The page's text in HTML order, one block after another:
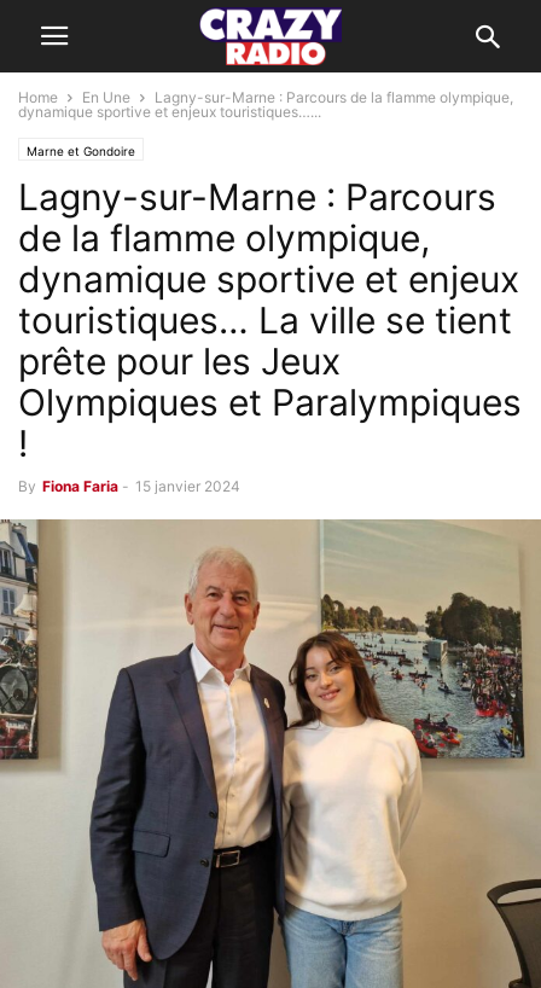
Home En Une
Lagny-sur-Marne : Parcours de la flamme olympique,
dynamique sportive et enjeux touristiques…...
Marne et Gondoire
Lagny-sur-Marne : Parcours
de la flamme olympique,
dynamique sportive et enjeux
touristiques… La ville se tient
prête pour les Jeux
Olympiques et Paralympiques
!
By Fiona Faria - 15 janvier 2024